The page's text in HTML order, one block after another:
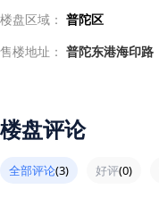
楼盘区域： 普陀区
售楼地址： 普陀东港海印路
楼盘评论
全部评论(3) 好评(0)